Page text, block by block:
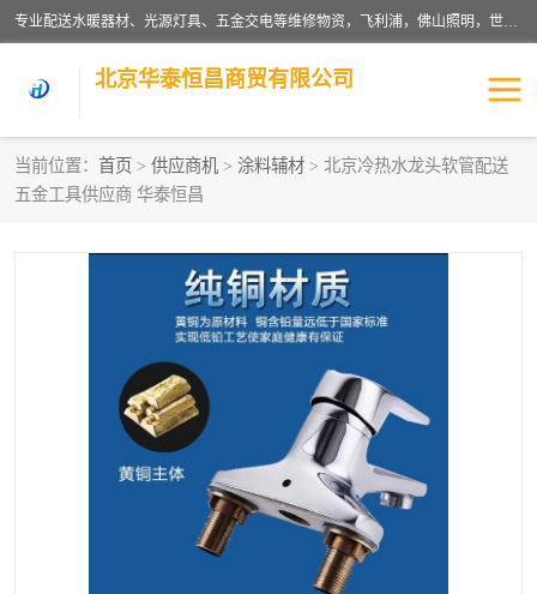
专业配送水暖器材、光源灯具、五金交电等维修物资，飞利浦，佛山照明，世达，博世，九牧，特陶等各产品涉及国内外知名品牌。公司专注与物业、学校、酒店、工厂等单位合作，提供一站式配送服务，降低客户综合成本。依托电子商务改变传统模式，以专业的团队为客户提供24H物资配送到达，货到月结、统一开票，便捷退换等服务，提高了企业的运营效率。
北京华泰恒昌商贸有限公司
当前位置： 首页 > 供应商机 > 涂料辅材 > 北京冷热水龙头软管配送
五金工具供应商 华泰恒昌
水暖阀门
涂料辅材